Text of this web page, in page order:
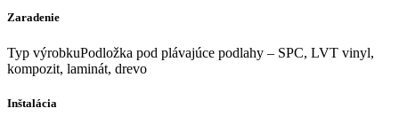
Zaradenie
Typ výrobkuPodložka pod plávajúce podlahy – SPC, LVT vinyl,
kompozit, laminát, drevo
Inštalácia